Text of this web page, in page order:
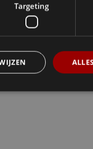
Targeting